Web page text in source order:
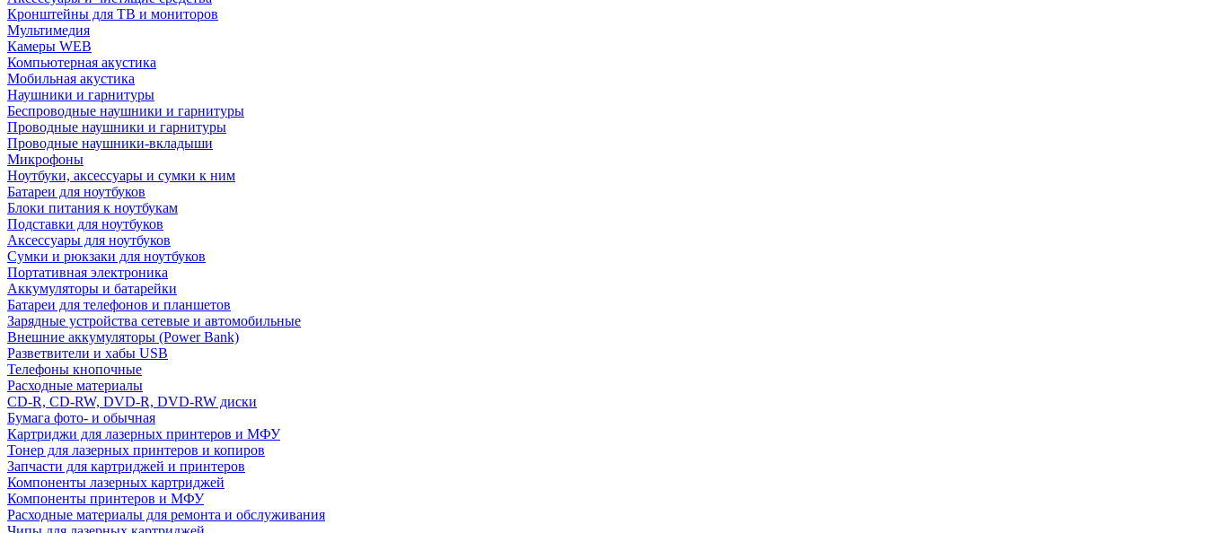
Кронштейны для ТВ и мониторов
Мультимедия
Камеры WEB
Компьютерная акустика
Мобильная акустика
Наушники и гарнитуры
Беспроводные наушники и гарнитуры
Проводные наушники и гарнитуры
Проводные наушники-вкладыши
Микрофоны
Ноутбуки, аксессуары и сумки к ним
Батареи для ноутбуков
Блоки питания к ноутбукам
Подставки для ноутбуков
Аксессуары для ноутбуков
Сумки и рюкзаки для ноутбуков
Портативная электроника
Аккумуляторы и батарейки
Батареи для телефонов и планшетов
Зарядные устройства сетевые и автомобильные
Внешние аккумуляторы (Power Bank)
Разветвители и хабы USB
Телефоны кнопочные
Расходные материалы
CD-R, CD-RW, DVD-R, DVD-RW диски
Бумага фото- и обычная
Картриджи для лазерных принтеров и МФУ
Тонер для лазерных принтеров и копиров
Запчасти для картриджей и принтеров
Компоненты лазерных картриджей
Компоненты принтеров и МФУ
Расходные материалы для ремонта и обслуживания